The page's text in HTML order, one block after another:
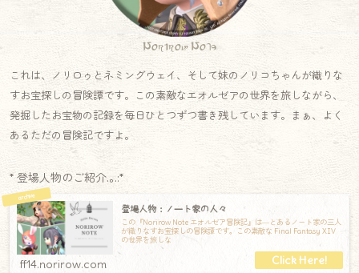
Norirow Note
これは、ノリロゥとネミングウェイ、そして妹のノリコちゃんが織りな
すお宝探しの冒険譚です。この素敵なエオルゼアの世界を旅しながら、
発掘したお宝物の記録を毎日ひとつずつ書き残しています。まぁ、よく
あるただの冒険記ですよ。
* 登場人物のご紹介.｡.:*
登場人物：ノート家の人々
この『Norirow Note エオルゼア冒険記』は―とあるノート家の三人
が織りなすお宝探しの冒険譚です。この素敵な Final Fantasy XIV
の世界を旅しな
ff14.norirow.com